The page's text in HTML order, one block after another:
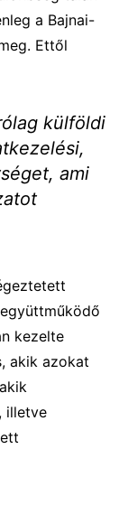
a Bajnai-
Ettől
külföldi
ami
kezelte
akik azokat
illetve